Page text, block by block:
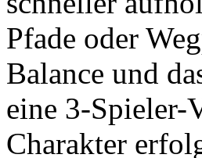
Pfade oder
Balance und
eine 3-Spieler-
Charakter